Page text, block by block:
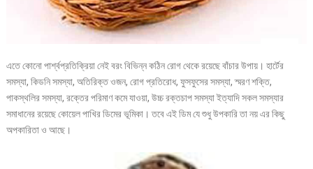
এতে কোনো পার্শ্বপ্রতিক্রিয়া নেই বরং বিভিন্ন কঠিন রোগ থেকে রয়েছে বাঁচার উপায়। হার্টের
সমস্যা, কিডনি সমস্যা, অতিরিক্ত ওজন, রোগ প্রতিরোধ, ফুসফুসের সমস্যা, স্মরণ শক্তি,
পাকস্থলির সমস্যা, রক্তের পরিমাণ কমে যাওয়া, উচ্চ রক্তচাপ সমস্যা ইত্যাদি সকল সমস্যার
সমাধানের রয়েছে কোয়েল পাখির ডিমের ভূমিকা। তবে এই ডিম যে শুধু উপকারি তা নয় এর কিছু
অপকারিতা ও আছে।